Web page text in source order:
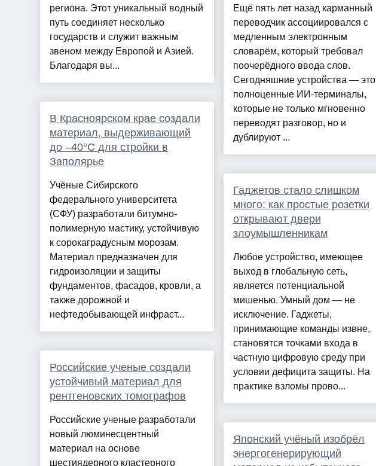
региона. Этот уникальный водный
путь соединяет несколько
государств и служит важным
звеном между Европой и Азией.
Благодаря вы...
В Красноярском крае создали
материал, выдерживающий
до –40°С для стройки в
Заполярье
Учёные Сибирского
федерального университета
(СФУ) разработали битумно-
полимерную мастику, устойчивую
к сорокаградусным морозам.
Материал предназначен для
гидроизоляции и защиты
фундаментов, фасадов, кровли, а
также дорожной и
нефтедобывающей инфраст...
Российские ученые создали
устойчивый материал для
рентгеновских томографов
Российские ученые разработали
новый люминесцентный
материал на основе
шестиядерного кластерного
Ещё пять лет назад карманный
переводчик ассоциировался с
медленным электронным
словарём, который требовал
поочерёдного ввода слов.
Сегодняшние устройства — это
полноценные ИИ-терминалы,
которые не только мгновенно
переводят разговор, но и
дублируют ...
Гаджетов стало слишком
много: как простые розетки
открывают двери
злоумышленникам
Любое устройство, имеющее
выход в глобальную сеть,
является потенциальной
мишенью. Умный дом — не
исключение. Гаджеты,
принимающие команды извне,
становятся точками входа в
частную цифровую среду при
условии дефицита защиты. На
практике взломы прово...
Японский учёный изобрёл
энергогенерирующий